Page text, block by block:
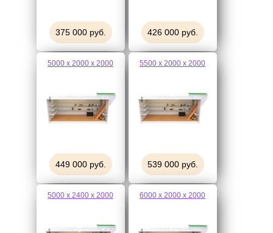
375 000 руб. 426 000 руб.
5000 х 2000 х 2000
449 000 руб.
5500 х 2000 х 2000
539 000 руб.
5000 х 2400 х 2000 6000 х 2000 х 2000